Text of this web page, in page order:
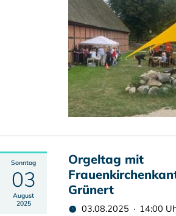
Sonntag
03
August
2025
Orgeltag mit
Grünert
03.08.2025 · 14:00